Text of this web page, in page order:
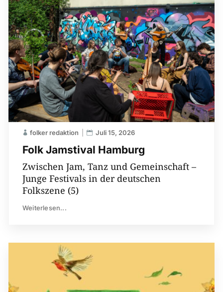
Folk Jamstival Hamburg
folker redaktion Juli 15, 2026
Zwischen Jam, Tanz und Gemeinschaft –
Junge Festivals in der deutschen
Folkszene (5)
Weiterlesen...